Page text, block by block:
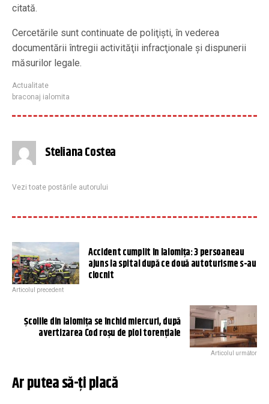
citată.
Cercetările sunt continuate de poliţişti, în vederea
documentării întregii activităţii infracţionale şi dispunerii
măsurilor legale.
Actualitate
braconaj ialomita
Steliana Costea
Vezi toate postările autorului
Accident cumplit în Ialomiţa: 3 persoaneau
ajuns la spital după ce două autoturisme s-au
ciocnit
Articolul precedent
Școlile din Ialomița se închid miercuri, după
avertizarea Cod roșu de ploi torențiale
Articolul următor
Ar putea să-ți placă